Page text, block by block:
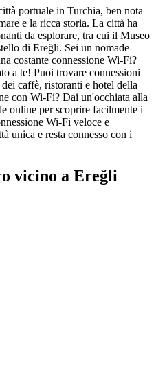
portuale in Turchia, ben nota
e la ricca storia. La città ha
da esplorare, tra cui il Museo
di Ereğli. Sei un nomade
costante connessione Wi-Fi?
a te! Puoi trovare connessioni
caffè, ristoranti e hotel della
con Wi-Fi? Dai un'occhiata alla
online per scoprire facilmente i
Wi-Fi veloce e
unica e resta connesso con i
vicino a Ereğli